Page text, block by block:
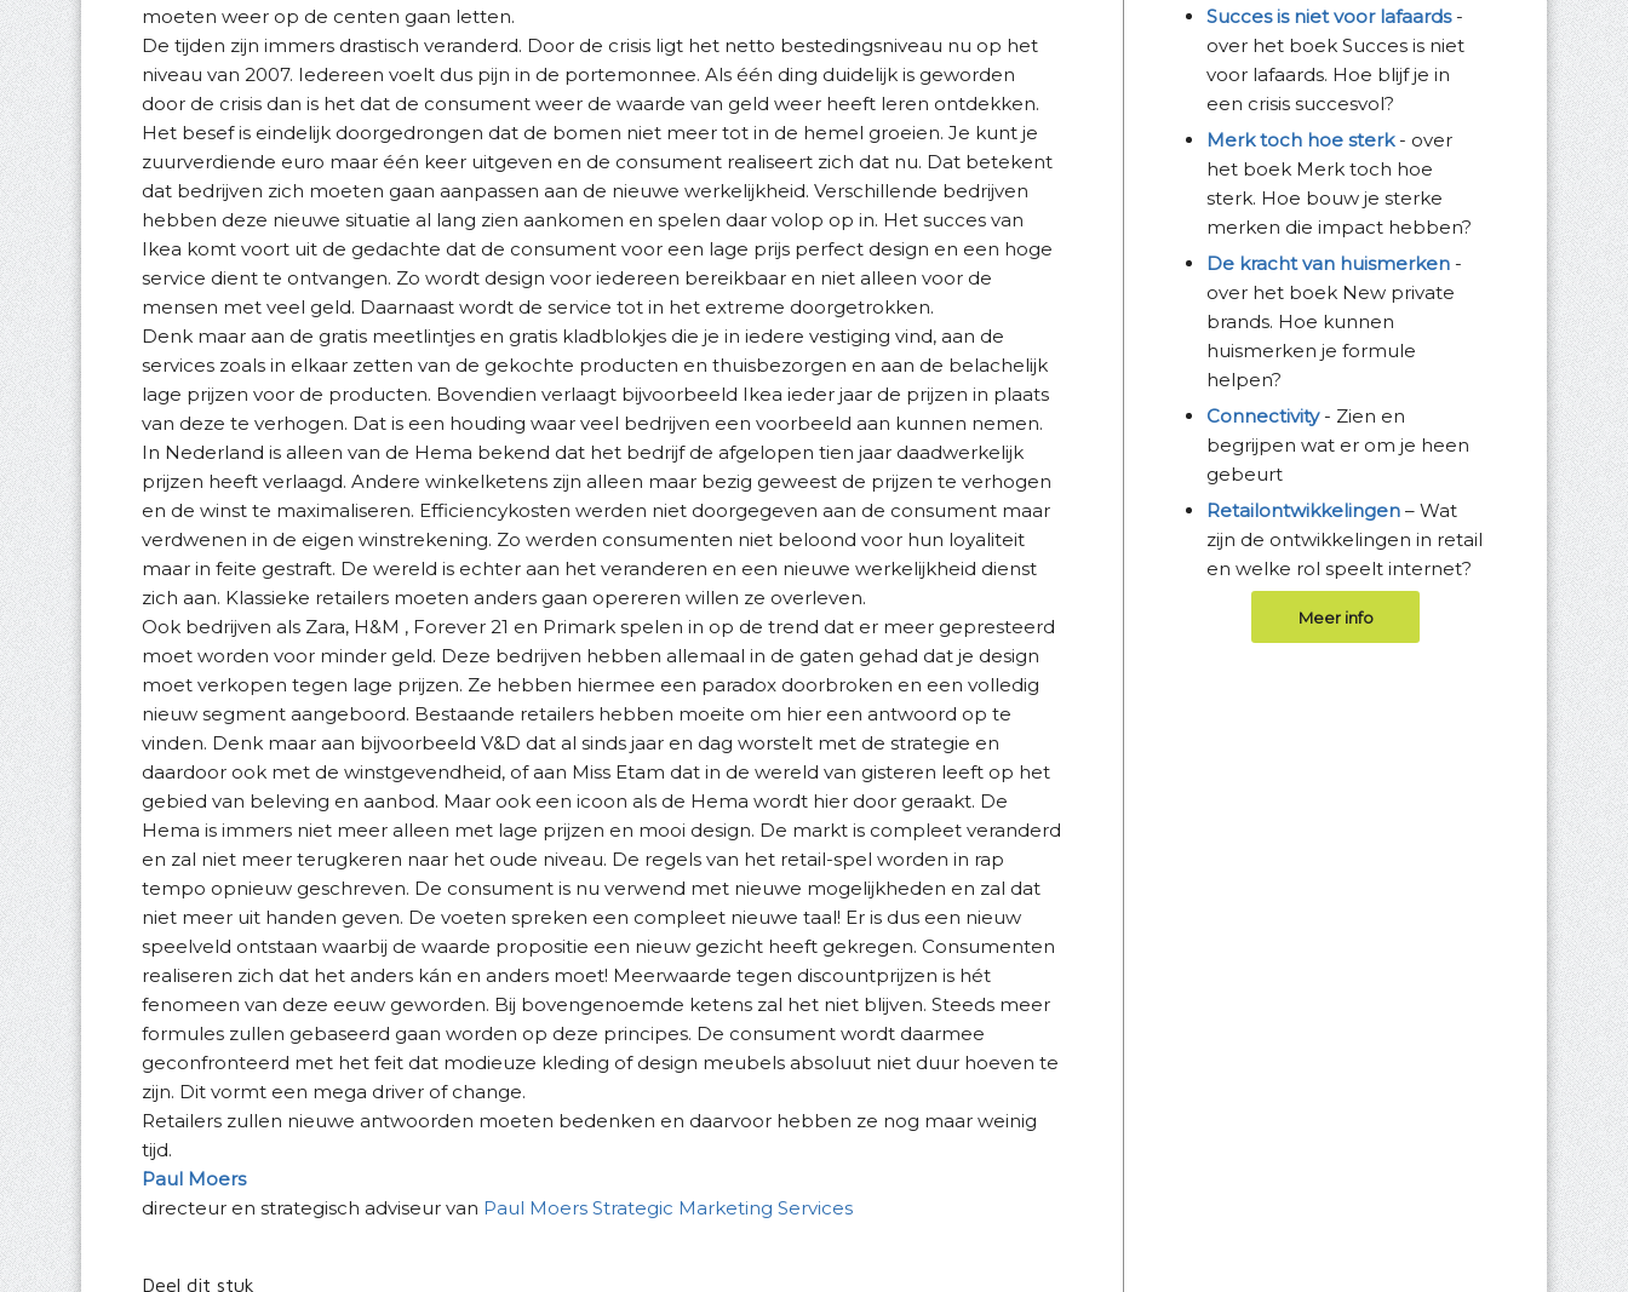
moeten weer op de centen gaan letten.
De tijden zijn immers drastisch veranderd. Door de crisis ligt het netto bestedingsniveau nu op het
niveau van 2007. Iedereen voelt dus pijn in de portemonnee. Als één ding duidelijk is geworden
door de crisis dan is het dat de consument weer de waarde van geld weer heeft leren ontdekken.
Het besef is eindelijk doorgedrongen dat de bomen niet meer tot in de hemel groeien. Je kunt je
zuurverdiende euro maar één keer uitgeven en de consument realiseert zich dat nu. Dat betekent
dat bedrijven zich moeten gaan aanpassen aan de nieuwe werkelijkheid. Verschillende bedrijven
hebben deze nieuwe situatie al lang zien aankomen en spelen daar volop op in. Het succes van
Ikea komt voort uit de gedachte dat de consument voor een lage prijs perfect design en een hoge
service dient te ontvangen. Zo wordt design voor iedereen bereikbaar en niet alleen voor de
mensen met veel geld. Daarnaast wordt de service tot in het extreme doorgetrokken.
Denk maar aan de gratis meetlintjes en gratis kladblokjes die je in iedere vestiging vind, aan de
services zoals in elkaar zetten van de gekochte producten en thuisbezorgen en aan de belachelijk
lage prijzen voor de producten. Bovendien verlaagt bijvoorbeeld Ikea ieder jaar de prijzen in plaats
van deze te verhogen. Dat is een houding waar veel bedrijven een voorbeeld aan kunnen nemen.
In Nederland is alleen van de Hema bekend dat het bedrijf de afgelopen tien jaar daadwerkelijk
prijzen heeft verlaagd. Andere winkelketens zijn alleen maar bezig geweest de prijzen te verhogen
en de winst te maximaliseren. Efficiencykosten werden niet doorgegeven aan de consument maar
verdwenen in de eigen winstrekening. Zo werden consumenten niet beloond voor hun loyaliteit
maar in feite gestraft. De wereld is echter aan het veranderen en een nieuwe werkelijkheid dienst
zich aan. Klassieke retailers moeten anders gaan opereren willen ze overleven.
Ook bedrijven als Zara, H&M , Forever 21 en Primark spelen in op de trend dat er meer gepresteerd
moet worden voor minder geld. Deze bedrijven hebben allemaal in de gaten gehad dat je design
moet verkopen tegen lage prijzen. Ze hebben hiermee een paradox doorbroken en een volledig
nieuw segment aangeboord. Bestaande retailers hebben moeite om hier een antwoord op te
vinden. Denk maar aan bijvoorbeeld V&D dat al sinds jaar en dag worstelt met de strategie en
daardoor ook met de winstgevendheid, of aan Miss Etam dat in de wereld van gisteren leeft op het
gebied van beleving en aanbod. Maar ook een icoon als de Hema wordt hier door geraakt. De
Hema is immers niet meer alleen met lage prijzen en mooi design. De markt is compleet veranderd
en zal niet meer terugkeren naar het oude niveau. De regels van het retail-spel worden in rap
tempo opnieuw geschreven. De consument is nu verwend met nieuwe mogelijkheden en zal dat
niet meer uit handen geven. De voeten spreken een compleet nieuwe taal! Er is dus een nieuw
speelveld ontstaan waarbij de waarde propositie een nieuw gezicht heeft gekregen. Consumenten
realiseren zich dat het anders kán en anders moet! Meerwaarde tegen discountprijzen is hét
fenomeen van deze eeuw geworden. Bij bovengenoemde ketens zal het niet blijven. Steeds meer
formules zullen gebaseerd gaan worden op deze principes. De consument wordt daarmee
geconfronteerd met het feit dat modieuze kleding of design meubels absoluut niet duur hoeven te
zijn. Dit vormt een mega driver of change.
Retailers zullen nieuwe antwoorden moeten bedenken en daarvoor hebben ze nog maar weinig
tijd.
Paul Moers
directeur en strategisch adviseur van Paul Moers Strategic Marketing Services
Deel dit stuk
Succes is niet voor lafaards-
over het boek Succes is niet
voor lafaards. Hoe blijf je in
een crisis succesvol?
Merk toch hoe sterk- over
het boek Merk toch hoe
sterk. Hoe bouw je sterke
merken die impact hebben?
De kracht van huismerken -
over het boek New private
brands. Hoe kunnen
huismerken je formule
helpen?
Connectivity- Zien en
begrijpen wat er om je heen
gebeurt
Retailontwikkelingen – Wat
zijn de ontwikkelingen in retail
en welke rol speelt internet?
Meer info